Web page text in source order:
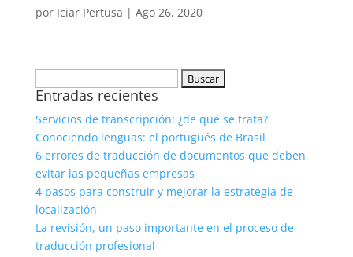
por Iciar Pertusa | Ago 26, 2020
Entradas recientes
Servicios de transcripción: ¿de qué se trata?
Conociendo lenguas: el portugués de Brasil
6 errores de traducción de documentos que deben
evitar las pequeñas empresas
4 pasos para construir y mejorar la estrategia de
localización
La revisión, un paso importante en el proceso de
traducción profesional